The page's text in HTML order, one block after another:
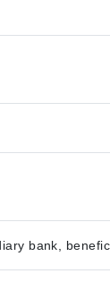
bank,